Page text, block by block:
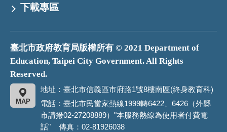
下載專區
臺北市政府教育局版權所有 © 2021 Department of
Education, Taipei City Government. All Rights
Reserved.
地址：臺北市信義區市府路1號8樓南區(終身教育科)
MAP
電話：臺北市民當家熱線1999轉6422、6426（外縣
市請撥02-27208889）"本服務熱線為使用者付費電
話" 傳真：02-81926038